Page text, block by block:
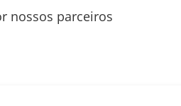
nossos parceiros